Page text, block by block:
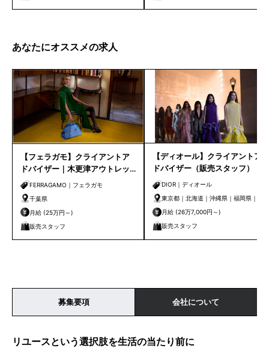
あなたにオススメの求人
【フェラガモ】クライアントア
ドバイザー｜木更津アウトレッ
ト（7/1入社）
FERRAGAMO｜フェラガモ
千葉県
月給 (25万円～)
販売スタッフ
【ディオール】クライアントア
ドバイザー（販売スタッフ）
DIOR｜ディオール
東京都｜北海道｜沖縄県｜福岡県｜兵
庫県｜京都府｜愛知県｜千葉県｜神奈
川県｜大阪府
月給 (26万7,000円～)
販売スタッフ
募集要項 会社について
リユースという選択肢を生活の当たり前に